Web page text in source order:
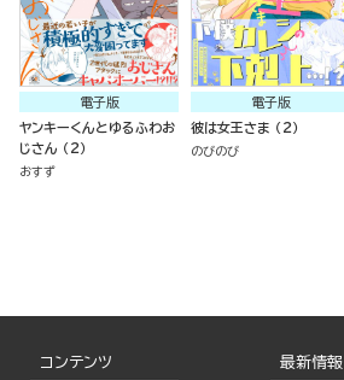
電子版
ヤンキーくんとゆるふわお
じさん （2）
おすず
電子版
彼は女王さま （2）
のびのび
コンテンツ 最新情報